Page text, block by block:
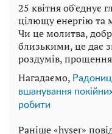
25 квітня об'єднує
цілющу енергію та
Чи це молитва,
близькими, це дає
роздумів,
Нагадаємо,
вшанування
робити
Раніше «hyser»